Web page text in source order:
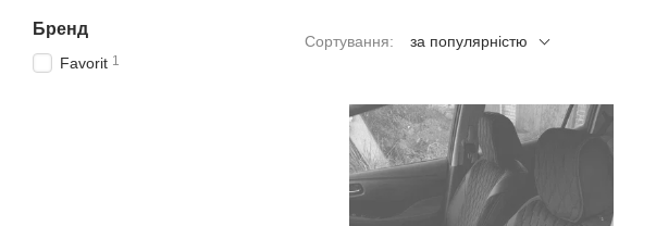
Сортування: за популярністю
Бренд
Favorit 1